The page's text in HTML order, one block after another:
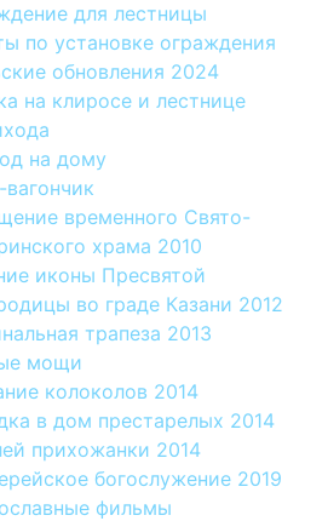
для лестницы
по установке ограждения
обновления 2024
на клиросе и лестнице
на дому
временного Свято-
храма 2010
иконы Пресвятой
во граде Казани 2012
трапеза 2013
мощи
колоколов 2014
в дом престарелых 2014
прихожанки 2014
богослужение 2019
фильмы